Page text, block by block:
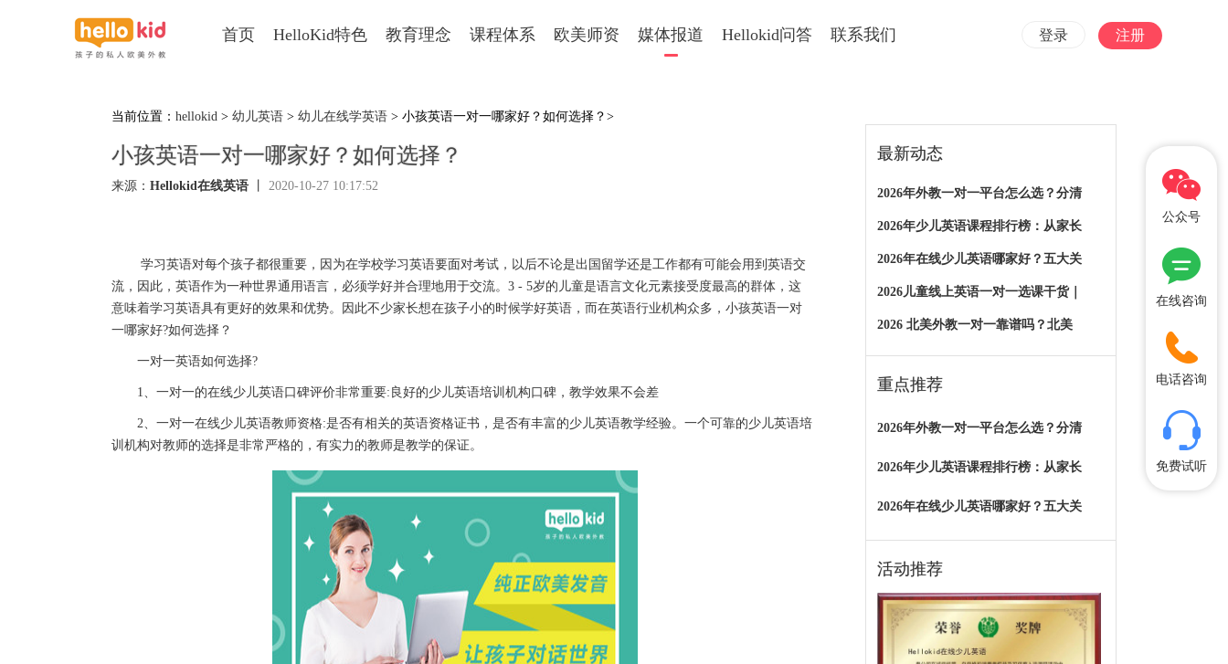
首页 HelloKid特色 教育理念 课程体系 欧美师资 媒体报道 Hellokid问答 联系我们 登录 注册
当前位置： hellokid > 幼儿英语 > 幼儿在线学英语 > 小孩英语一对一哪家好？如何选择？>
小孩英语一对一哪家好？如何选择？
来源： Hellokid在线英语 2020-10-27 10:17:52
学习英语对每个孩子都很重要，因为在学校学习英语要面对考试，以后不论是出国留学还是工作都有可能会用到英语交
流，因此，英语作为一种世界通用语言，必须学好并合理地用于交流。3 - 5岁的儿童是语言文化元素接受度最高的群体，这
意味着学习英语具有更好的效果和优势。因此不少家长想在孩子小的时候学好英语，而在英语行业机构众多，小孩英语一对
一哪家好?如何选择？
一对一英语如何选择?
1、一对一的在线少儿英语口碑评价非常重要:良好的少儿英语培训机构口碑，教学效果不会差
2、一对一在线少儿英语教师资格:是否有相关的英语资格证书，是否有丰富的少儿英语教学经验。一个可靠的少儿英语培
训机构对教师的选择是非常严格的，有实力的教师是教学的保证。
最新动态
2026年外教一对一平台怎么选？分清
2026年少儿英语课程排行榜：从家长
2026年在线少儿英语哪家好？五大关
2026儿童线上英语一对一选课干货｜
2026 北美外教一对一靠谱吗？北美
重点推荐
2026年外教一对一平台怎么选？分清
2026年少儿英语课程排行榜：从家长
2026年在线少儿英语哪家好？五大关
活动推荐
公众号
在线咨询
电话咨询
免费试听